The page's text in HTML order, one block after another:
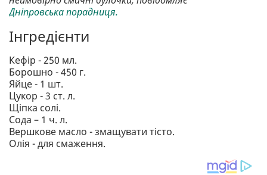
Дніпровська порадниця.
Інгредієнти
Кефір - 250 мл.
Борошно - 450 г.
Яйце - 1 шт.
Цукор - 3 ст. л.
Щіпка солі.
Сода – 1 ч. л.
Вершкове масло - змащувати тісто.
Олія - для смаження.